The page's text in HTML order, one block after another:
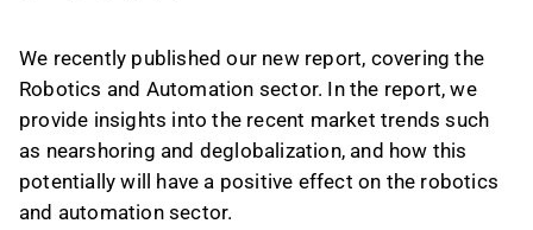
We recently published our new report, covering the
Robotics and Automation sector. In the report, we
provide insights into the recent market trends such
as nearshoring and deglobalization, and how this
potentially will have a positive effect on the robotics
and automation sector.